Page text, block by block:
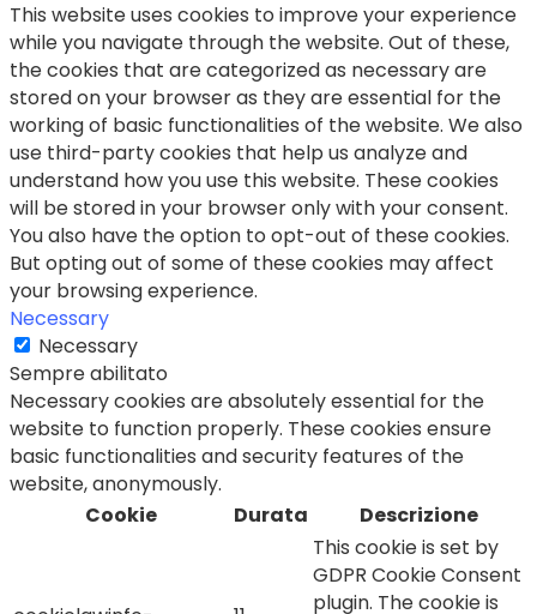
This website uses cookies to improve your experience
while you navigate through the website. Out of these,
the cookies that are categorized as necessary are
stored on your browser as they are essential for the
working of basic functionalities of the website. We also
use third-party cookies that help us analyze and
understand how you use this website. These cookies
will be stored in your browser only with your consent.
You also have the option to opt-out of these cookies.
But opting out of some of these cookies may affect
your browsing experience.
Necessary
Necessary
Sempre abilitato
Necessary cookies are absolutely essential for the
website to function properly. These cookies ensure
basic functionalities and security features of the
website, anonymously.
Cookie
Durata Descrizione
This cookie is set by
GDPR Cookie Consent
plugin. The cookie is